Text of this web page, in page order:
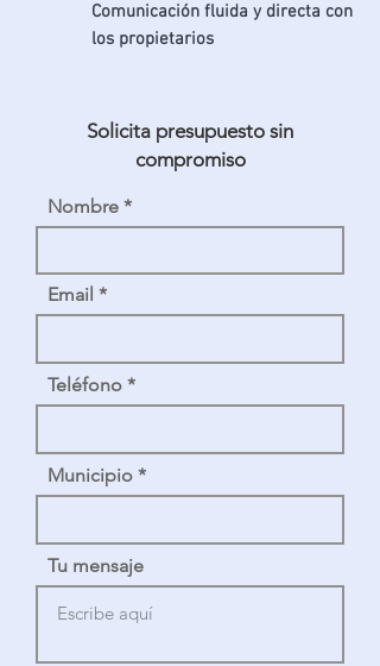
Comunicación fluida y directa con
los propietarios
Solicita presupuesto sin
compromiso
Nombre
Email
Teléfono
Municipio
Tu mensaje